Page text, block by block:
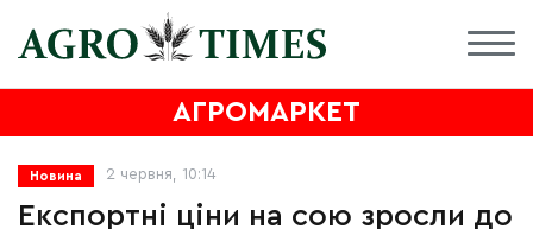
АГРОМАРКЕТ
Новина 2 червня, 10:14
Експортні ціни на сою зросли до